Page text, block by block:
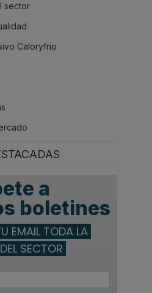
sector
Caloryfrio
a
boletines
EMAIL TODA LA
SECTOR